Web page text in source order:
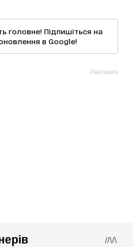
головне! Підпишіться на
в Google!
Реклама